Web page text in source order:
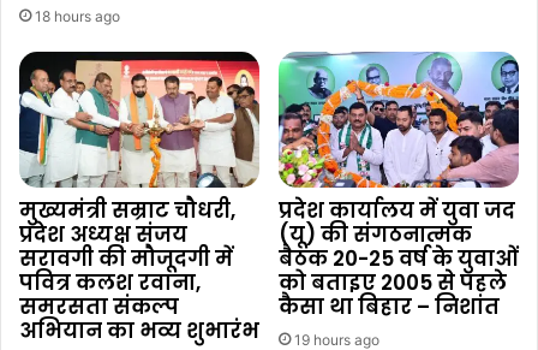
18 hours ago
मुख्यमंत्री सम्राट चौधरी,
प्रदेश अध्यक्ष संजय
सरावगी की मौजूदगी में
पवित्र कलश रवाना,
समरसता संकल्प
अभियान का भव्य शुभारंभ
प्रदेश कार्यालय में युवा जद
(यू) की संगठनात्मक
बैठक 20-25 वर्ष के युवाओं
को बताइए 2005 से पहले
कैसा था बिहार – निशांत
19 hours ago